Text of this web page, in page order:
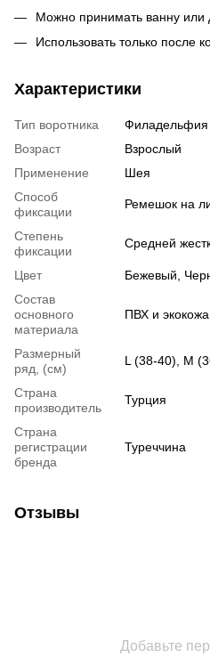
Можно принимать ванну или
Использовать только после
Характеристики
Тип воротника
Филадельфия
Возраст
Взрослый
Применение
Шея
Способ
фиксации
Ремешок на
Степень
фиксации
Средней
Цвет
Бежевый,
Состав
основного
материала
ПВХ и экокожа
Размерный
ряд, (см)
L (38-40), M
Страна
производитель
Турция
Страна
регистрации
бренда
Туреччина
Отзывы
Добавьте